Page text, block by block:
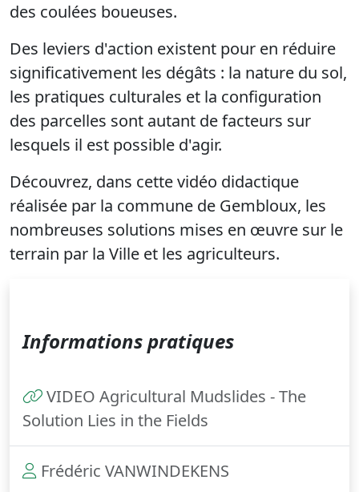
des coulées boueuses.
Des leviers d'action existent pour en réduire
significativement les dégâts : la nature du sol,
les pratiques culturales et la configuration
des parcelles sont autant de facteurs sur
lesquels il est possible d'agir.
Découvrez, dans cette vidéo didactique
réalisée par la commune de Gembloux, les
nombreuses solutions mises en œuvre sur le
terrain par la Ville et les agriculteurs.
Informations pratiques
VIDEO Agricultural Mudslides - The
Solution Lies in the Fields
Frédéric VANWINDEKENS